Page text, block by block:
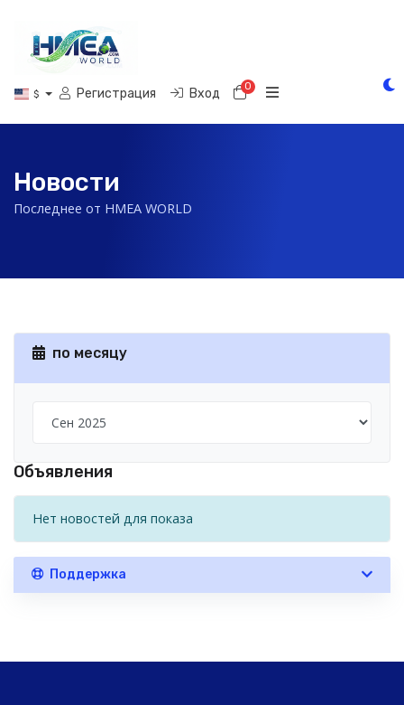
$ Регистрация Вход 0Корзина
Новости
Последнее от HMEA WORLD
по месяцу
Объявления
Нет новостей для показа
Поддержка